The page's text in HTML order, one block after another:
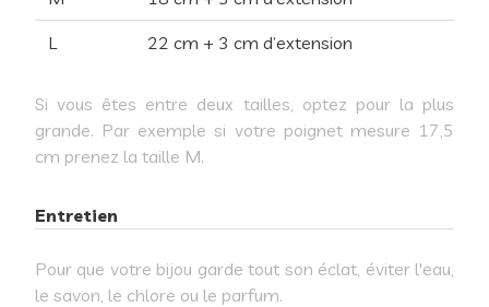
L 22 cm + 3 cm d’extension
Si vous êtes entre deux tailles, optez pour la plus
grande. Par exemple si votre poignet mesure 17,5
cm prenez la taille M.
Entretien
Pour que votre bijou garde tout son éclat, éviter l'eau,
le savon, le chlore ou le parfum.